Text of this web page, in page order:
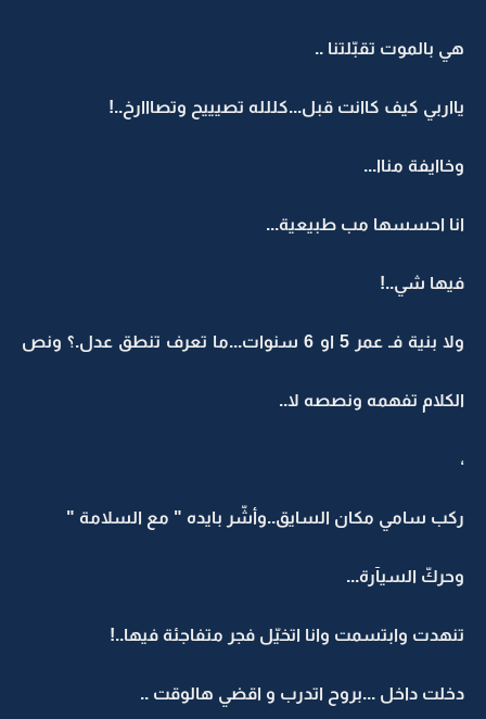
هي بالموت تقبّلتنا ..
يااربي كيف كاانت قبل...كللله تصيييح وتصااارخ..!
وخاايفة مناا...
انا احسسها مب طبيعية...
فيها شي..!
ولا بنية فـ عمر 5 او 6 سنوات...ما تعرف تنطق عدل.؟ ونص
الكلام تفهمه ونصصه لا..
،
ركب سامي مكان السايق..وأشّر بايده " مع السلامة "
وحركّ السيآرة...
تنهدت وابتسمت وانا اتخيّل فجر متفاجئة فيها..!
دخلت داخل ...بروح اتدرب و اقضي هالوقت ..